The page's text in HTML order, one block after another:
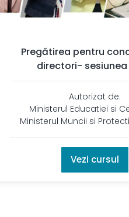
Pregătirea pentru
directori- sesiunea
Autorizat de:
Ministerul Educatiei si
Ministerul Muncii si
Vezi cursul